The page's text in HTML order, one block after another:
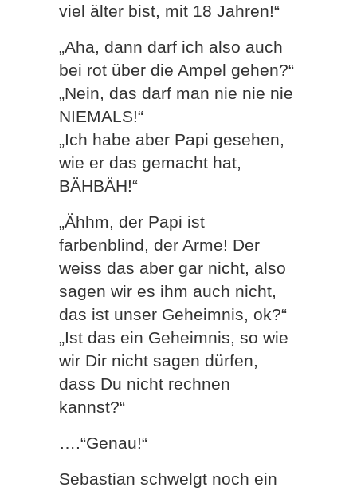
viel älter bist, mit 18 Jahren!“
„Aha, dann darf ich also auch
bei rot über die Ampel gehen?“
„Nein, das darf man nie nie nie
NIEMALS!“
„Ich habe aber Papi gesehen,
wie er das gemacht hat,
BÄHBÄH!“
„Ähhm, der Papi ist
farbenblind, der Arme! Der
weiss das aber gar nicht, also
sagen wir es ihm auch nicht,
das ist unser Geheimnis, ok?“
„Ist das ein Geheimnis, so wie
wir Dir nicht sagen dürfen,
dass Du nicht rechnen
kannst?“
….“Genau!“
Sebastian schwelgt noch ein